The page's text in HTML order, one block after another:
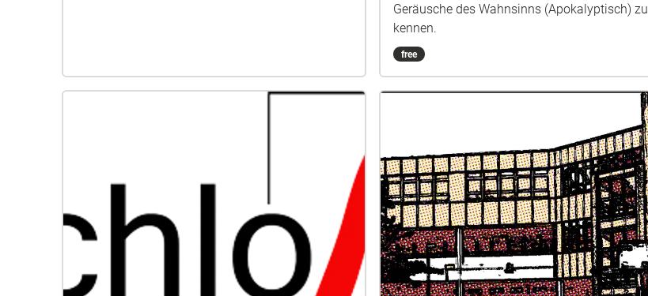
Geräusche des Wahnsinns (Apokalyptisch) zu
kennen.
free